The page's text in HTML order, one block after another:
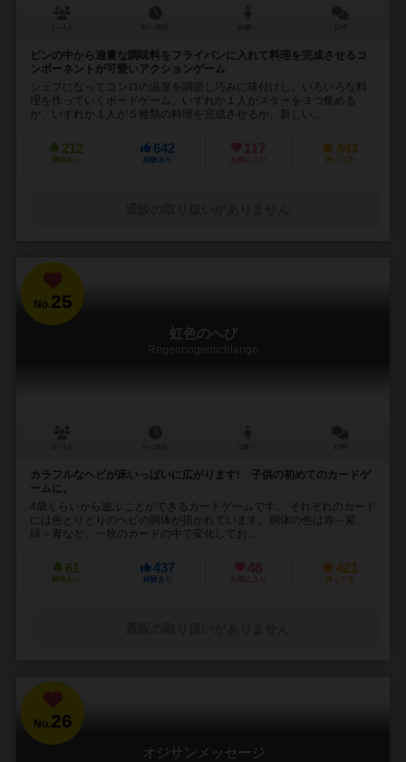
ビンの中から適量な調味料をフライパンに入れて料理を完成させるコ
ンポーネントが可愛いアクションゲーム
シェフになってコンロの温度を調節し巧みに味付けし、いろいろな料
理を作っていくボードゲーム。いずれか１人がスターを３つ集める
か、いずれか１人が５種類の料理を完成させるか、新しい...
212
興味あり
642
経験あり
117
お気に入り
443
持ってる
No.25
虹色のへび
Regenbogenschlange
カラフルなヘビが床いっぱいに広がります! 子供の初めてのカードゲ
ームに。
4歳くらいから遊ぶことができるカードゲームです。 それぞれのカード
には色とりどりのヘビの胴体が描かれています。胴体の色は赤～紫、
緑～青など、一枚のカードの中で変化してお...
61
興味あり
437
経験あり
48
お気に入り
421
持ってる
No.26
オジサンメッセージ